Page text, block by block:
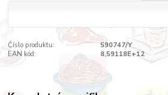
Číslo produktu:
590747/Y
EAN kód:
8,59118E+12